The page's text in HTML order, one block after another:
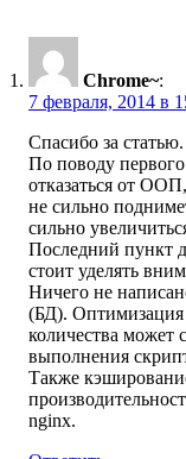
Chrome~:
7 февраля, 2014 в
Спасибо за статью.
По поводу
отказаться от
не сильно
сильно
Последний пункт
стоит уделять
Ничего не
(БД).
количества может
выполнения
Также
nginx.